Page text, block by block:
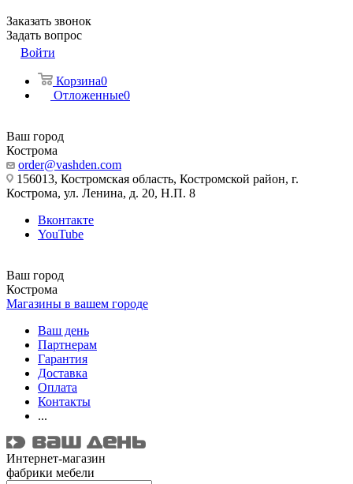
Заказать звонок
Задать вопрос
Войти
Корзина0
Отложенные0
Ваш город
Кострома
order@vashden.com
156013, Костромская область, Костромской район, г.
Кострома, ул. Ленина, д. 20, Н.П. 8
Вконтакте
YouTube
Ваш город
Кострома
Магазины в вашем городе
Ваш день
Партнерам
Гарантия
Доставка
Оплата
Контакты
...
Интернет-магазин
фабрики мебели